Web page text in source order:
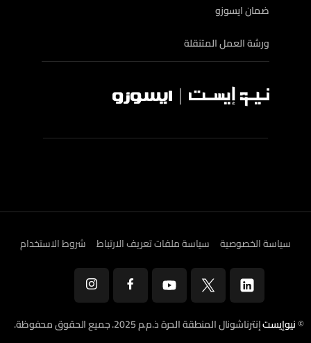
ضمان ايسوزو
ورشة العمل المتنقلة
شروط الاستخدام سياسة ملفات تعريف الارتباط سياسة الخصوصية
©نيوإيستإنترناشونال المنطقة الحرة ذ.م.م 2025. جميع الحقوق محفوظة.